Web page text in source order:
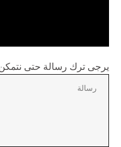
يرجى ترك رسالة حتى